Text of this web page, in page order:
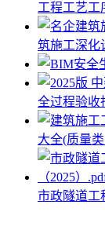
工程工艺工
筑施工深化
全过程验收
大全(质量
市政隧道工